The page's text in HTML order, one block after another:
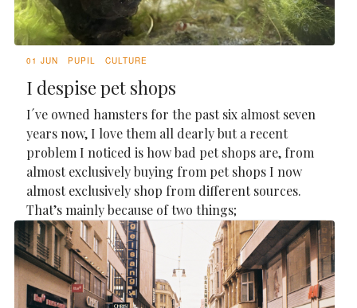
01 JUN PUPIL CULTURE
I despise pet shops
I´ve owned hamsters for the past six almost seven
years now, I love them all dearly but a recent
problem I noticed is how bad pet shops are, from
almost exclusively buying from pet shops I now
almost exclusively shop from different sources.
That’s mainly because of two things;